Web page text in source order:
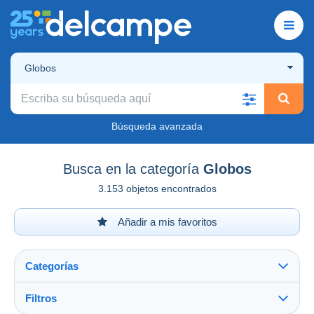
Globos
Búsqueda avanzada
Busca en la categoría Globos
3.153 objetos encontrados
Añadir a mis favoritos
Categorías
Filtros